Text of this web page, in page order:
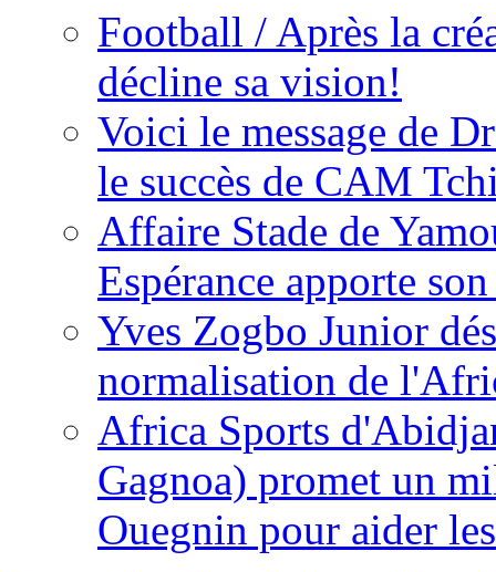
Football / Après la
décline sa vision!
Voici le message de
le succès de CAM
Affaire Stade de
Espérance apporte
Yves Zogbo Junior
normalisation de
Africa Sports
Gagnoa) promet un
Ouegnin pour aider